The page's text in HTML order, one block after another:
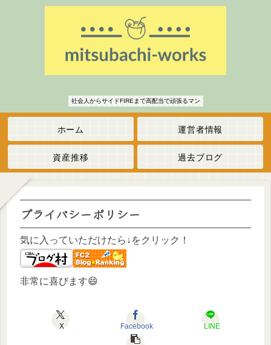
社会人からサイドFIREまで高配当で頑張るマン
ホーム 運営者情報
資産推移 過去ブログ
プライバシーポリシー
気に入っていただけたら↓をクリック！
非常に喜びます😄
X Facebook LINE